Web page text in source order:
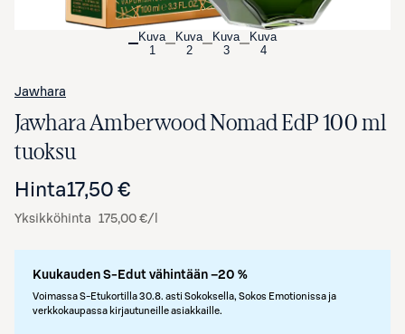
Kuva
1
Kuva
2
Kuva
3
Kuva
4
Jawhara
Jawhara Amberwood Nomad EdP 100 ml
tuoksu
Hinta17,50 €
Yksikköhinta 175,00 €/l
Kuukauden S-Edut vähintään –20 %
Voimassa S-Etukortilla 30.8. asti Sokoksella, Sokos Emotionissa ja
verkkokaupassa kirjautuneille asiakkaille.